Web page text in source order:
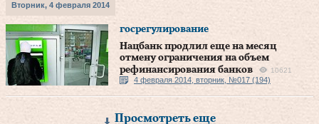
Вторник, 4 февраля 2014
госрегулирование
Нацбанк продлил еще на месяц
отмену ограничения на объем
рефинансирования банков
10621
4 февраля 2014, вторник, №017 (194)
Просмотреть еще